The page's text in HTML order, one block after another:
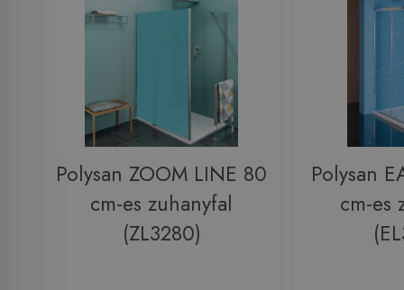
Polysan ZOOM LINE 80
cm-es zuhanyfal
(ZL3280)
Polysan
cm-es